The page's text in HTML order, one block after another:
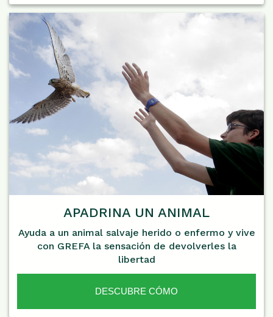
APADRINA UN ANIMAL
Ayuda a un animal salvaje herido o enfermo y vive
con GREFA la sensación de devolverles la
libertad
DESCUBRE CÓMO